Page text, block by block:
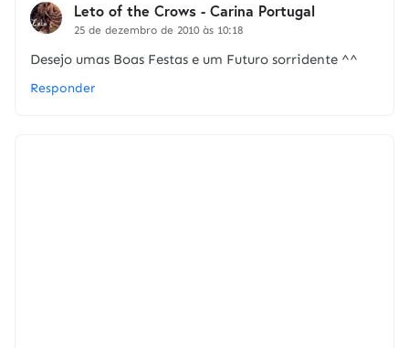
Leto of the Crows - Carina Portugal
25 de dezembro de 2010 às 10:18
Desejo umas Boas Festas e um Futuro sorridente ^^
Responder